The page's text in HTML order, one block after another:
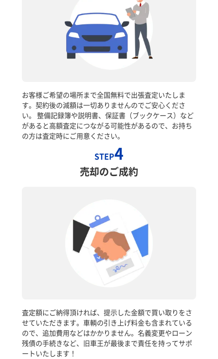
お客様ご希望の場所まで全国無料で出張査定いたしま
す。契約後の減額は一切ありませんのでご安心くださ
い。 整備記録簿や説明書、保証書（ブックケース）など
があると高額査定につながる可能性があるので、お持ち
の方は査定時にご用意ください。
STEP4
売却のご成約
査定額にご納得頂ければ、提示した金額で買い取りをさ
せていただきます。車輌の引き上げ料金も含まれている
ので、追加費用などはかかりません。名義変更やローン
残債の手続きなど、旧車王が最後まで責任を持ってサポ
ートいたします！